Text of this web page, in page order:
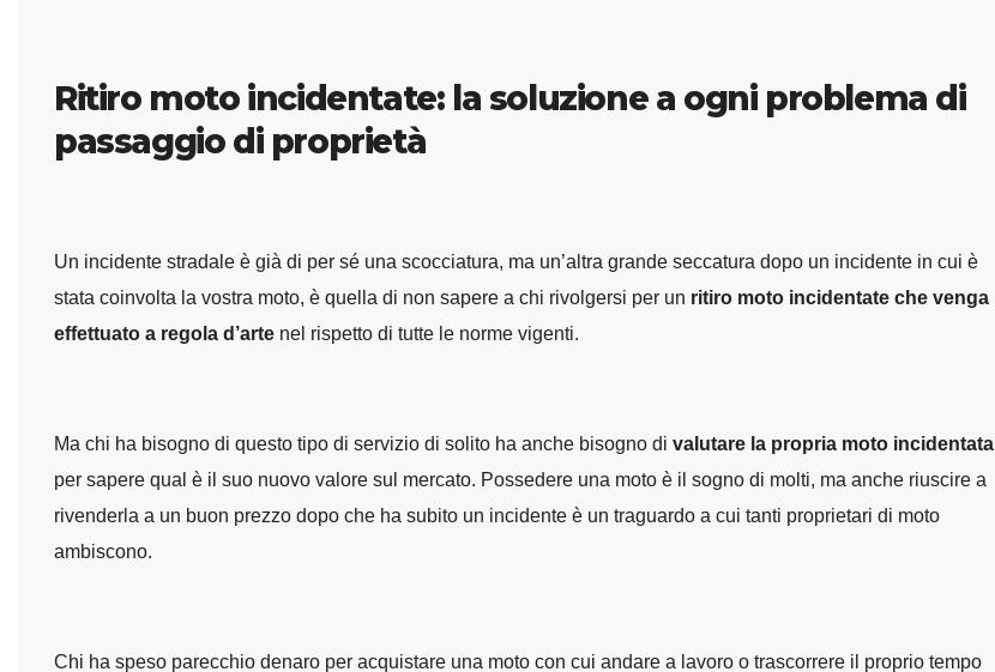
Ritiro moto incidentate: la soluzione a ogni problema di
passaggio di proprietà
Un incidente stradale è già di per sé una scocciatura, ma un’altra grande seccatura dopo un incidente in cui è
stata coinvolta la vostra moto, è quella di non sapere a chi rivolgersi per un ritiro moto incidentate che venga
effettuato a regola d’arte nel rispetto di tutte le norme vigenti.
Ma chi ha bisogno di questo tipo di servizio di solito ha anche bisogno di valutare la propria moto incidentata
per sapere qual è il suo nuovo valore sul mercato. Possedere una moto è il sogno di molti, ma anche riuscire a
rivenderla a un buon prezzo dopo che ha subito un incidente è un traguardo a cui tanti proprietari di moto
ambiscono.
Chi ha speso parecchio denaro per acquistare una moto con cui andare a lavoro o trascorrere il proprio tempo